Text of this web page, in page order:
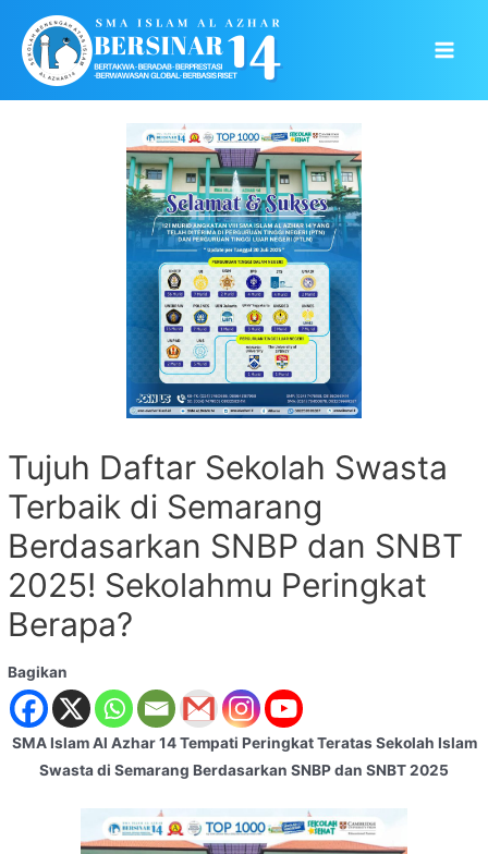
content
Tujuh Daftar Sekolah Swasta
Terbaik di Semarang
Berdasarkan SNBP dan SNBT
2025! Sekolahmu Peringkat
Berapa?
Bagikan
SMA Islam Al Azhar 14 Tempati Peringkat Teratas Sekolah Islam
Swasta di Semarang Berdasarkan SNBP dan SNBT 2025